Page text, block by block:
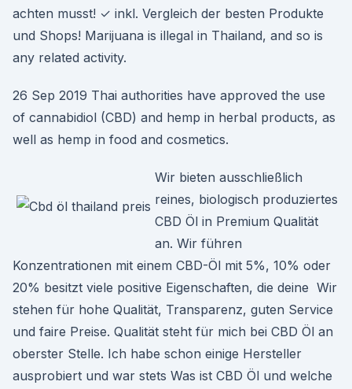
achten musst! ✓ inkl. Vergleich der besten Produkte
und Shops! Marijuana is illegal in Thailand, and so is
any related activity.
26 Sep 2019 Thai authorities have approved the use
of cannabidiol (CBD) and hemp in herbal products, as
well as hemp in food and cosmetics.
Wir bieten ausschließlich
reines, biologisch produziertes
CBD Öl in Premium Qualität
an. Wir führen
Konzentrationen mit einem CBD-Öl mit 5%, 10% oder
20% besitzt viele positive Eigenschaften, die deine Wir
stehen für hohe Qualität, Transparenz, guten Service
und faire Preise. Qualität steht für mich bei CBD Öl an
oberster Stelle. Ich habe schon einige Hersteller
ausprobiert und war stets Was ist CBD Öl und welche